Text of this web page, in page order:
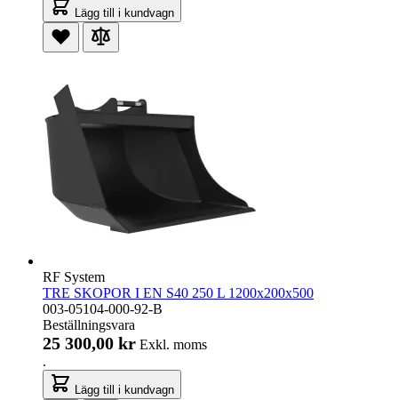
Lägg till i kundvagn
RF System
TRE SKOPOR I EN S40 250 L 1200x200x500
003-05104-000-92-B
Beställningsvara
25 300,00 kr Exkl. moms
.
Lägg till i kundvagn